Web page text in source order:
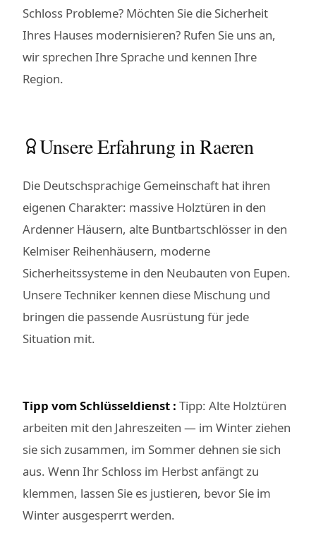
Schloss Probleme? Möchten Sie die Sicherheit
Ihres Hauses modernisieren? Rufen Sie uns an,
wir sprechen Ihre Sprache und kennen Ihre
Region.
Unsere Erfahrung in Raeren
Die Deutschsprachige Gemeinschaft hat ihren
eigenen Charakter: massive Holztüren in den
Ardenner Häusern, alte Buntbartschlösser in den
Kelmiser Reihenhäusern, moderne
Sicherheitssysteme in den Neubauten von Eupen.
Unsere Techniker kennen diese Mischung und
bringen die passende Ausrüstung für jede
Situation mit.
Tipp vom Schlüsseldienst : Tipp: Alte Holztüren
arbeiten mit den Jahreszeiten — im Winter ziehen
sie sich zusammen, im Sommer dehnen sie sich
aus. Wenn Ihr Schloss im Herbst anfängt zu
klemmen, lassen Sie es justieren, bevor Sie im
Winter ausgesperrt werden.